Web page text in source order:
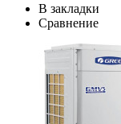
В закладки
Сравнение